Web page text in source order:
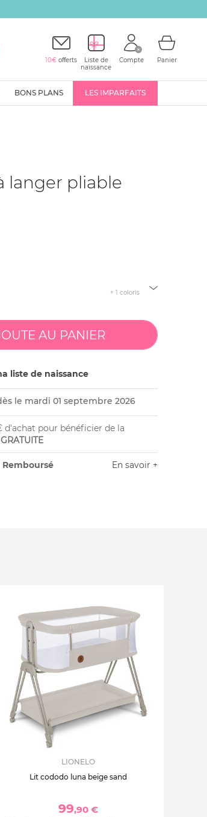
10€ offerts
Liste de
naissance
Compte Panier
BONS PLANS LES IMPARFAITS
langer pliable
+ 1 coloris
liste de naissance
le mardi 01 septembre 2026
d'achat pour bénéficier de la
Remboursé En savoir +
LIONELO
Lit cododo luna beige sand
99,90 €